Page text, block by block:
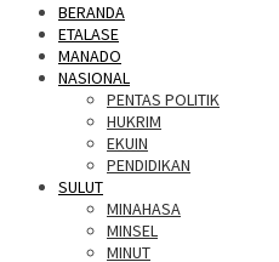
BERANDA
ETALASE
MANADO
NASIONAL
PENTAS POLITIK
HUKRIM
EKUIN
PENDIDIKAN
SULUT
MINAHASA
MINSEL
MINUT